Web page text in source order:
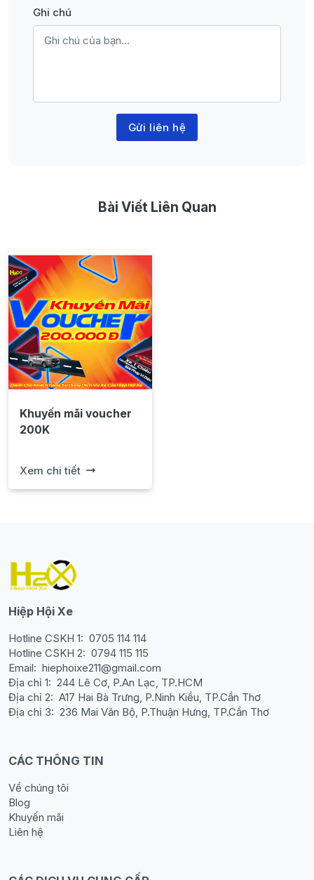
Ghi chú
Gửi liên hệ
Bài Viết Liên Quan
Khuyến mãi voucher
200K
Xem chi tiết
Hiệp Hội Xe
Hotline CSKH 1: 0705 114 114
Hotline CSKH 2: 0794 115 115
Email: hiephoixe211@gmail.com
Địa chỉ 1: 244 Lê Cơ, P.An Lạc, TP.HCM
Địa chỉ 2: A17 Hai Bà Trưng, P.Ninh Kiều, TP.Cần Thơ
Địa chỉ 3: 236 Mai Văn Bộ, P.Thuận Hưng, TP.Cần Thơ
CÁC THÔNG TIN
Về chúng tôi
Blog
Khuyến mãi
Liên hệ